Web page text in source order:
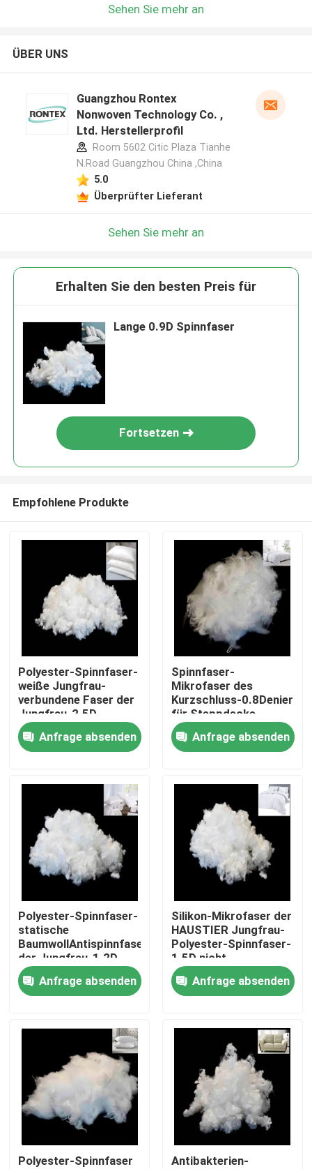
Produkte
Über uns
Qualitätskontrolle
Kontakt
Referenzen
Dickflüssige Spinnfaser
Recycelte Polyester-Stapelfaser
Polypropylen-Stapelfaser
Sehen Sie mehr an
ÜBER UNS
Guangzhou Rontex
Nonwoven Technology Co. ,
Ltd. Herstellerprofil
Room 5602 Citic Plaza Tianhe
N.Road Guangzhou China ,China
5.0
Überprüfter Lieferant
Sehen Sie mehr an
Erhalten Sie den besten Preis für
Lange 0.9D Spinnfaser
Fortsetzen
Empfohlene Produkte
Polyester-Spinnfaser-
weiße Jungfrau-
verbundene Faser der
Jungfrau-2.5D
Anfrage absenden
Spinnfaser-
Mikrofaser des
Kurzschluss-0.8Denier
für Steppdecke
Anfrage absenden
Polyester-Spinnfaser-
statische
BaumwollAntispinnfaser
der Jungfrau-1.2D
Anfrage absenden
Silikon-Mikrofaser der
HAUSTIER Jungfrau-
Polyester-Spinnfaser-
1.5D nicht
Anfrage absenden
Polyester-Spinnfaser
Antibakterien-